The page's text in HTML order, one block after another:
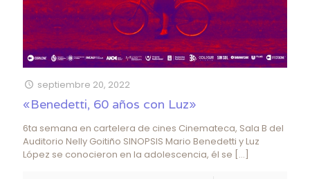
septiembre 20, 2022
«Benedetti, 60 años con Luz»
6ta semana en cartelera de cines Cinemateca, Sala B del
Auditorio Nelly Goitiño SINOPSIS Mario Benedetti y Luz
López se conocieron en la adolescencia, él se […]